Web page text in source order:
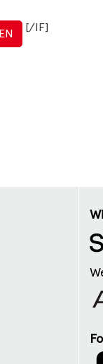
[/IF]